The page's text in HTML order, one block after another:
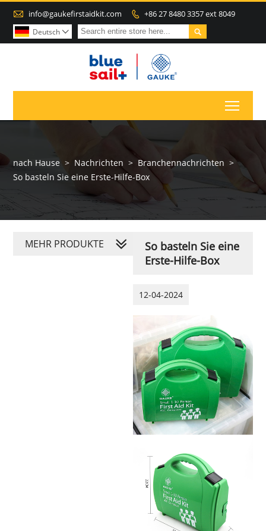
 info@gaukefirstaidkit.com  +86 27 8480 3357 ext 8049

Deutsch 
nach Hause > Nachrichten > Branchennachrichten >
So basteln Sie eine Erste-Hilfe-Box
So basteln Sie eine
Erste-Hilfe-Box
12-04-2024
MEHR PRODUKTE